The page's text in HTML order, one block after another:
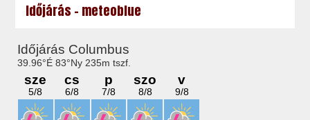
Időjárás - meteoblue